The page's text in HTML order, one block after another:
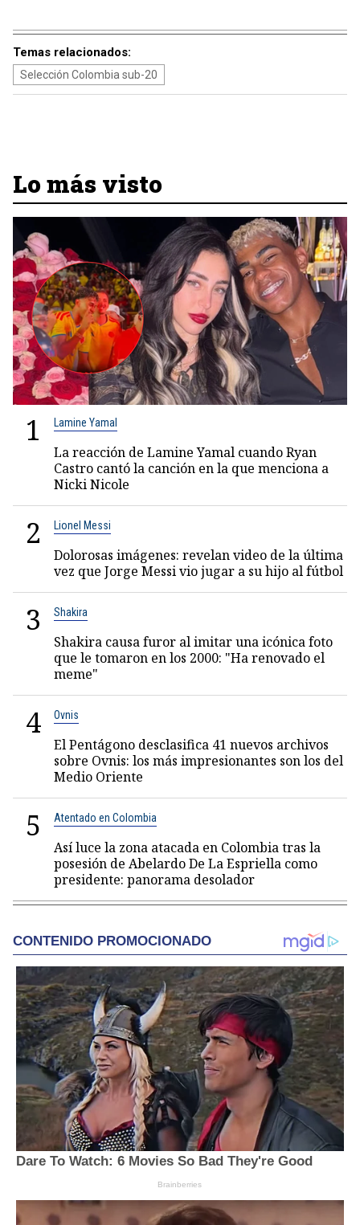
Temas relacionados:
Selección Colombia sub-20
Lo más visto
1 Lamine Yamal
La reacción de Lamine Yamal cuando Ryan
Castro cantó la canción en la que menciona a
Nicki Nicole
2 Lionel Messi
Dolorosas imágenes: revelan video de la última
vez que Jorge Messi vio jugar a su hijo al fútbol
3 Shakira
Shakira causa furor al imitar una icónica foto
que le tomaron en los 2000: "Ha renovado el
meme"
4 Ovnis
El Pentágono desclasifica 41 nuevos archivos
sobre Ovnis: los más impresionantes son los del
Medio Oriente
5 Atentado en Colombia
Así luce la zona atacada en Colombia tras la
posesión de Abelardo De La Espriella como
presidente: panorama desolador